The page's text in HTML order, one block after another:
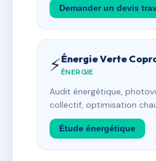
Demander un devis
⚡Énergie Verte
ÉNERGIE
Audit énergétique,
collectif, optimisation
Étude énergétique